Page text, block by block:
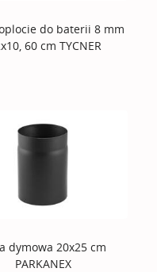
do baterii 8 mm
60 cm TYCNER
dymowa 20x25 cm
PARKANEX